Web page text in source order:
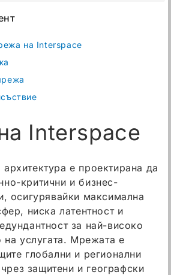
на Interspace
Interspace
е проектирана да
критични и бизнес-
осигурявайки максимална
ниска латентност и
за най-високо
на услугата. Мрежата е
глобални и регионални
защитени и географски